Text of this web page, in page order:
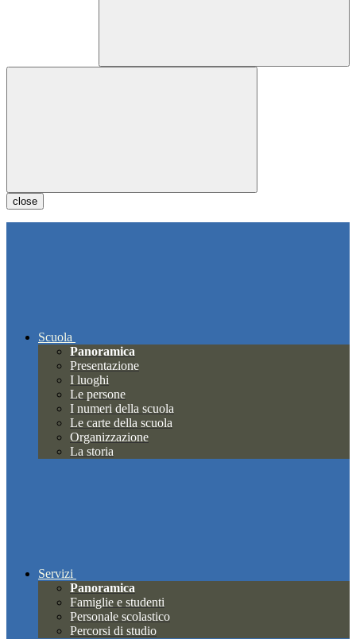
close
Scuola
Panoramica
Presentazione
I luoghi
Le persone
I numeri della scuola
Le carte della scuola
Organizzazione
La storia
Servizi
Panoramica
Famiglie e studenti
Personale scolastico
Percorsi di studio